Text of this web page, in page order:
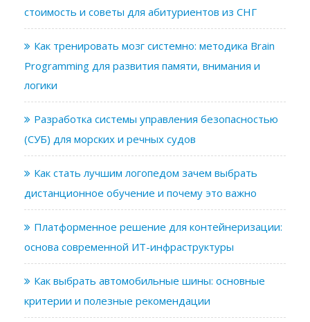
стоимость и советы для абитуриентов из СНГ
Как тренировать мозг системно: методика Brain
Programming для развития памяти, внимания и
логики
Разработка системы управления безопасностью
(СУБ) для морских и речных судов
Как стать лучшим логопедом зачем выбрать
дистанционное обучение и почему это важно
Платформенное решение для контейнеризации:
основа современной ИТ-инфраструктуры
Как выбрать автомобильные шины: основные
критерии и полезные рекомендации